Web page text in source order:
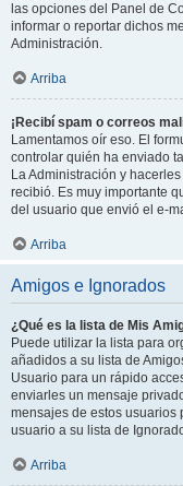
las opciones del Panel de
informar o reportar dichos
Administración.
Arriba
¡Recibí spam o correos
Lamentamos oír eso. El
controlar quién ha enviado
La Administración y
recibió. Es muy importante
del usuario que envió el e-
Arriba
Amigos e Ignorados
¿Qué es la lista de Mis
Puede utilizar la lista para
añadidos a su lista de
Usuario para un rápido
enviarles un mensaje
mensajes de estos usuarios
usuario a su lista de
Arriba